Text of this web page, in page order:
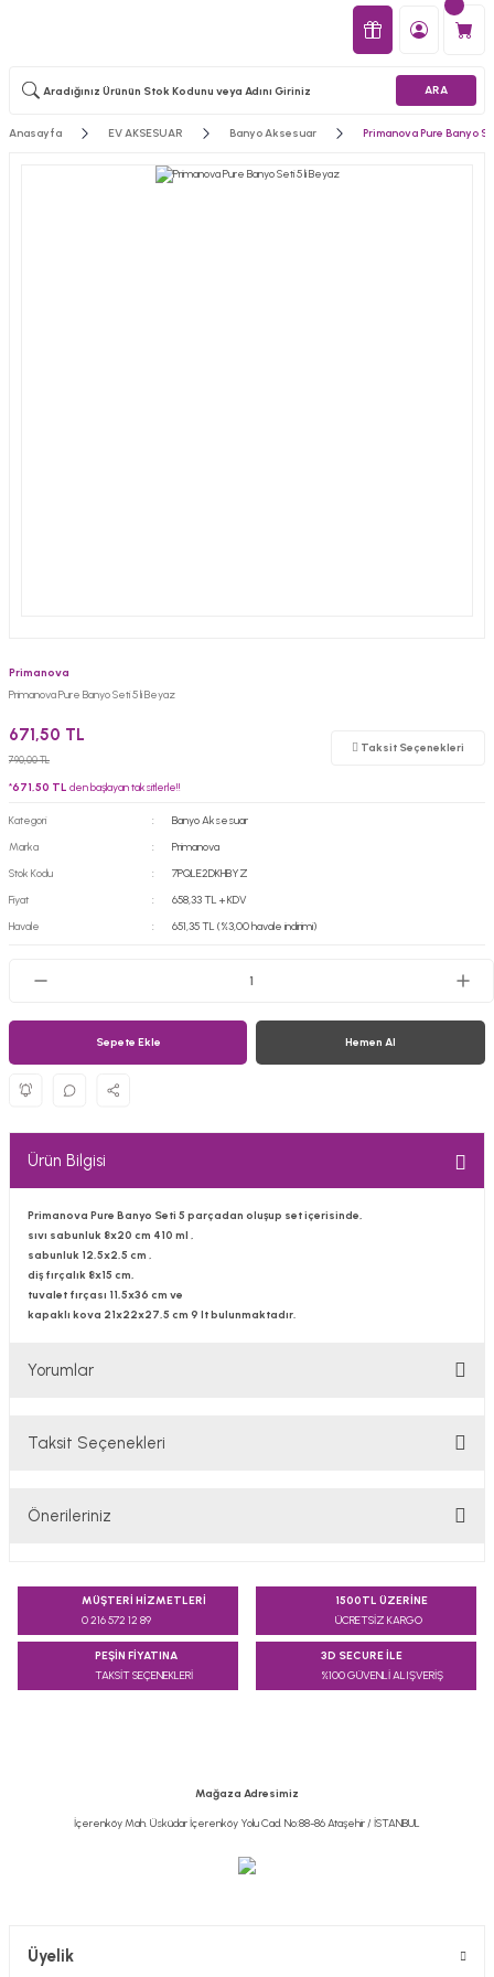
ARA
Anasayfa EV AKSESUAR Banyo Aksesuar Primanova Pure Banyo
Primanova
Primanova Pure Banyo Seti 5 li Beyaz
671,50 TL
790,00 TL
Taksit Seçenekleri
*671,50 TL den başlayan taksitlerle!!
Kategori
Banyo Aksesuar
Marka
Primanova
Stok Kodu
7PQLE2DKHBYZ
Fiyat
658,33 TL + KDV
Havale
651,35 TL (%3,00 havale indirimi)
Sepete Ekle Hemen Al
Ürün Bilgisi
Primanova Pure Banyo Seti 5 parçadan oluşup set içerisinde,
sıvı sabunluk 8x20 cm 410 ml ,
sabunluk 12,5x2,5 cm ,
diş fırçalık 8x15 cm,
tuvalet fırçası 11,5x36 cm ve
kapaklı kova 21x22x27,5 cm 9 lt bulunmaktadır.
Yorumlar
Taksit Seçenekleri
Önerileriniz
konularda yetersiz gördüğünüz noktaları öneri formunu
kullanarak tarafımıza iletebilirsiniz.
Ürün resmi kalitesiz, bozuk veya görüntülenemiyor.
MÜŞTERİ HİZMETLERİ
0 216 572 12 89
1500TL ÜZERİNE
ÜCRETSİZ KARGO
PEŞİN FİYATINA
TAKSİT SEÇENEKLERİ
3D SECURE İLE
%100 GÜVENLİ ALIŞVERİŞ
Mağaza Adresimiz
İçerenköy Mah. Üsküdar İçerenköy Yolu Cad. No:88-86 Ataşehir / İSTANBUL
Üyelik